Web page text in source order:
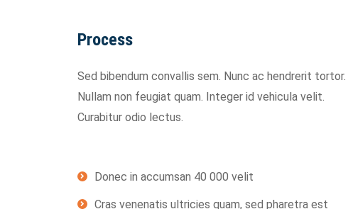
Process
Sed bibendum convallis sem. Nunc ac hendrerit tortor.
Nullam non feugiat quam. Integer id vehicula velit.
Curabitur odio lectus.
Donec in accumsan 40 000 velit
Cras venenatis ultricies quam, sed pharetra est